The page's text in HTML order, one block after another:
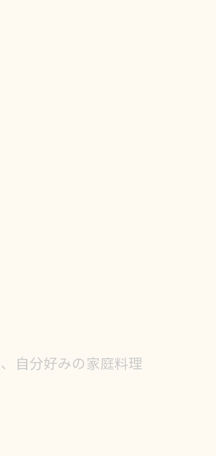
自分好みの家庭料理